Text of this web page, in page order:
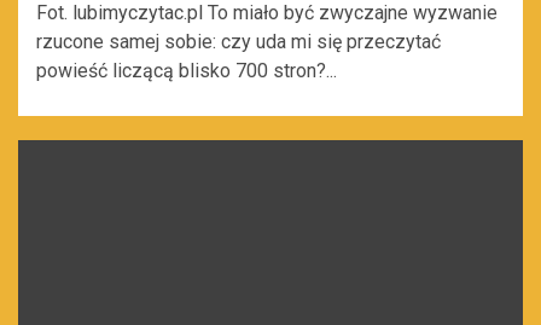
Fot. lubimyczytac.pl To miało być zwyczajne wyzwanie
rzucone samej sobie: czy uda mi się przeczytać
powieść liczącą blisko 700 stron?...